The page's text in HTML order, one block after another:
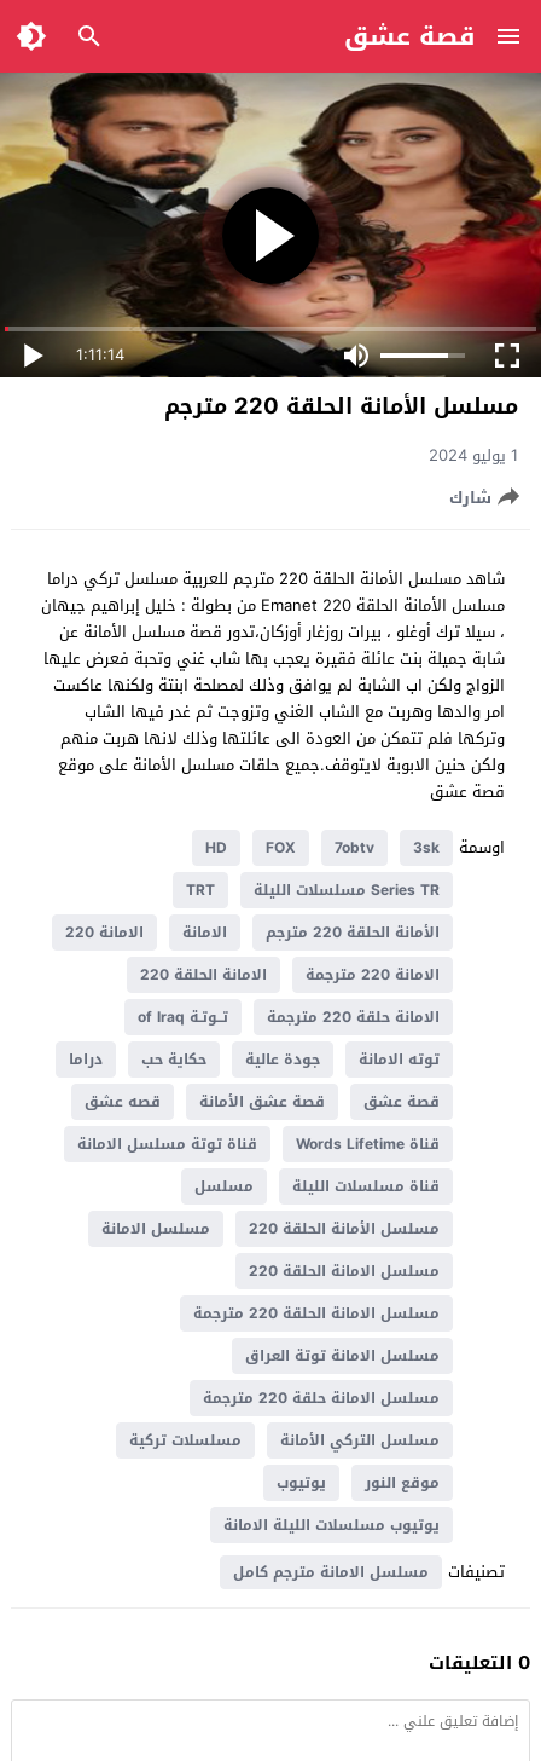
قصة عشق
1:11:14
مسلسل الأمانة الحلقة 220 مترجم
1 يوليو 2024
شارك
شاهد مسلسل الأمانة الحلقة 220 مترجم للعربية مسلسل تركي دراما
مسلسل الأمانة الحلقة 220 Emanet من بطولة : خليل إبراهيم جيهان
، سيلا ترك أوغلو ، بيرات روزغار أوزكان،تدور قصة مسلسل الأمانة عن
شابة جميلة بنت عائلة فقيرة يعجب بها شاب غني وتحبة فعرض عليها
الزواج ولكن اب الشابة لم يوافق وذلك لمصلحة ابنتة ولكنها عاكست
امر والدها وهربت مع الشاب الغني وتزوجت ثم غدر فيها الشاب
وتركها فلم تتمكن من العودة الى عائلتها وذلك لانها هربت منهم
ولكن حنين الابوبة لايتوقف.جميع حلقات مسلسل الأمانة على موقع
قصة عشق
اوسمة
3sk
7obtv
FOX
HD
Series TR مسلسلات الليلة
TRT
الأمانة الحلقة 220 مترجم
الامانة
الامانة 220
الامانة 220 مترجمة
الامانة الحلقة 220
الامانة حلقة 220 مترجمة
تــوتـة of Iraq
توته الامانة
جودة عالية حكاية حب
دراما
قصة عشق
قصة عشق الأمانة
قصه عشق
قناة Words Lifetime
قناة توتة مسلسل الامانة
قناة مسلسلات الليلة
مسلسل
مسلسل الأمانة الحلقة 220
مسلسل الامانة
مسلسل الامانة الحلقة 220
مسلسل الامانة الحلقة 220 مترجمة
مسلسل الامانة توتة العراق
مسلسل الامانة حلقة 220 مترجمة
مسلسل التركي الأمانة
مسلسلات تركية
موقع النور
يوتيوب
يوتيوب مسلسلات الليلة الامانة
تصنيفات مسلسل الامانة مترجم كامل
0 التعليقات